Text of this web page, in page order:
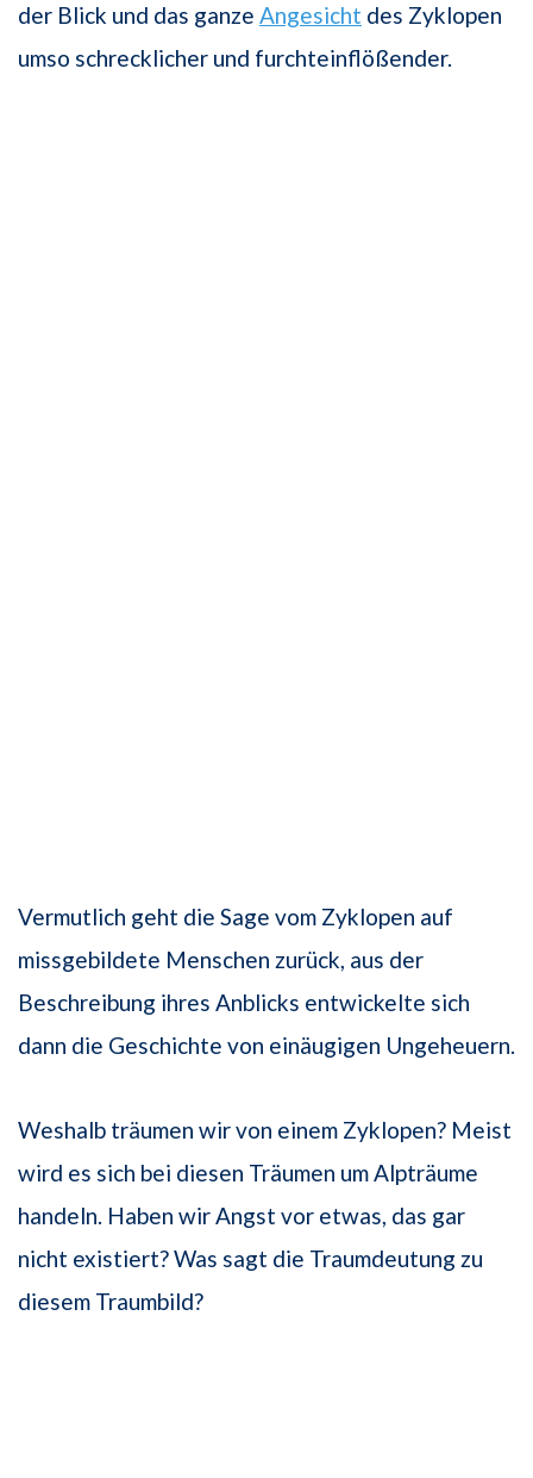
der Blick und das ganze Angesicht des Zyklopen
umso schrecklicher und furchteinflößender.
Vermutlich geht die Sage vom Zyklopen auf
missgebildete Menschen zurück, aus der
Beschreibung ihres Anblicks entwickelte sich
dann die Geschichte von einäugigen Ungeheuern.
Weshalb träumen wir von einem Zyklopen? Meist
wird es sich bei diesen Träumen um Alpträume
handeln. Haben wir Angst vor etwas, das gar
nicht existiert? Was sagt die Traumdeutung zu
diesem Traumbild?